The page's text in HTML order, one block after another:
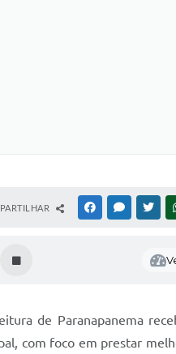
FACEBOOK
de Paranapanema
com foco em prestar